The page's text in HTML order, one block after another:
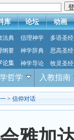
库 论坛 动画
法典 信理神学
多语圣经
纲要 神学辞典
思高圣经
论集 神学导论 牧灵圣经
哲学 入教指南
> 信仰对话